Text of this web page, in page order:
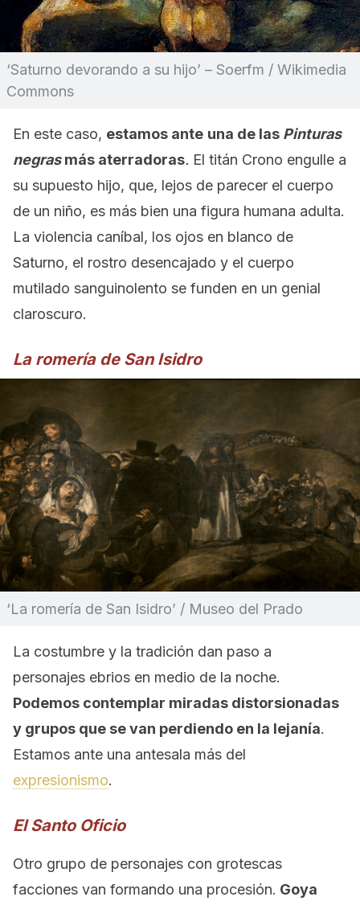
‘Saturno devorando a su hijo’ – Soerfm / Wikimedia
Commons
En este caso, estamos ante una de las Pinturas
negrasmás aterradoras. El titán Crono engulle a
su supuesto hijo, que, lejos de parecer el cuerpo
de un niño, es más bien una figura humana adulta.
La violencia caníbal, los ojos en blanco de
Saturno, el rostro desencajado y el cuerpo
mutilado sanguinolento se funden en un genial
claroscuro.
La romería de San Isidro
‘La romería de San Isidro’ / Museo del Prado
La costumbre y la tradición dan paso a
personajes ebrios en medio de la noche.
Podemos contemplar miradas distorsionadas
y grupos que se van perdiendo en la lejanía.
Estamos ante una antesala más del
expresionismo.
El Santo Oficio
Otro grupo de personajes con grotescas
facciones van formando una procesión. Goya